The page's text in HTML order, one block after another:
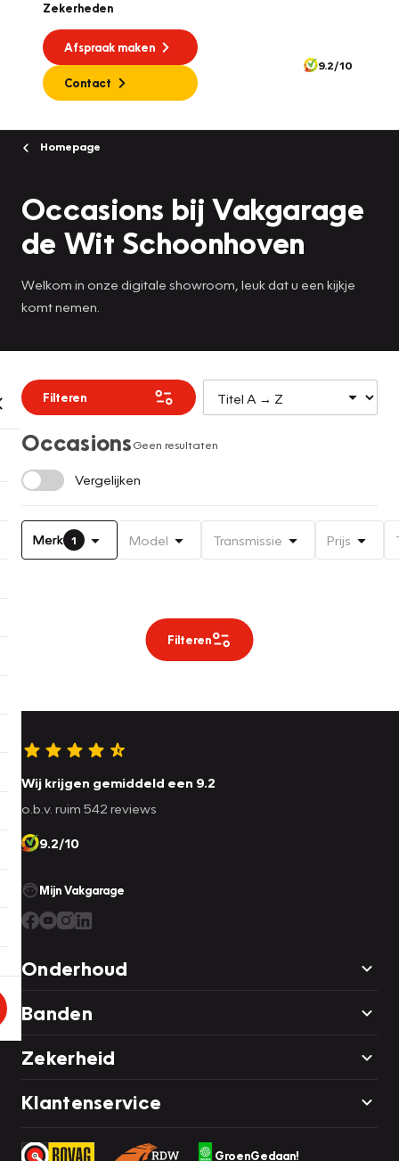
Zekerheden
Afspraak maken
Contact
9.2/10
Homepage
Occasions bij Vakgarage
de Wit Schoonhoven
Welkom in onze digitale showroom, leuk dat u een kijkje
komt nemen.
Filteren
OccasionsGeen resultaten
Vergelijken
Merk 1 Model Transmissie Prijs
Filteren
Wij krijgen gemiddeld een 9.2
o.b.v. ruim 542 reviews
9.2/10
Mijn Vakgarage
Onderhoud
Banden
Zekerheid
Klantenservice
GroenGedaan!